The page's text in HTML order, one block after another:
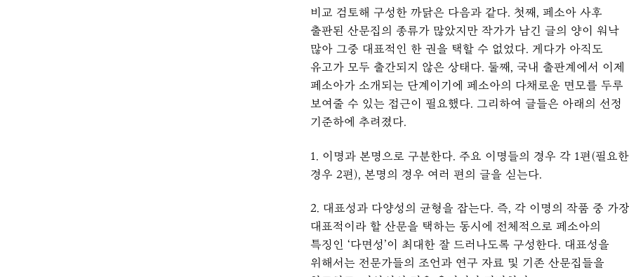
비교 검토해 구성한 까닭은 다음과 같다. 첫째, 페소아 사후
출판된 산문집의 종류가 많았지만 작가가 남긴 글의 양이 워낙
많아 그중 대표적인 한 권을 택할 수 없었다. 게다가 아직도
유고가 모두 출간되지 않은 상태다. 둘째, 국내 출판계에서 이제
페소아가 소개되는 단계이기에 페소아의 다채로운 면모를 두루
보여줄 수 있는 접근이 필요했다. 그리하여 글들은 아래의 선정
기준하에 추려졌다.
1. 이명과 본명으로 구분한다. 주요 이명들의 경우 각 1편(필요한
경우 2편), 본명의 경우 여러 편의 글을 싣는다.
2. 대표성과 다양성의 균형을 잡는다. 즉, 각 이명의 작품 중 가장
대표적이라 할 산문을 택하는 동시에 전체적으로 페소아의
특징인 ‘다면성’이 최대한 잘 드러나도록 구성한다. 대표성을
위해서는 전문가들의 조언과 연구 자료 및 기존 산문집들을